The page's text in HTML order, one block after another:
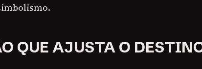
QUE AJUSTA O